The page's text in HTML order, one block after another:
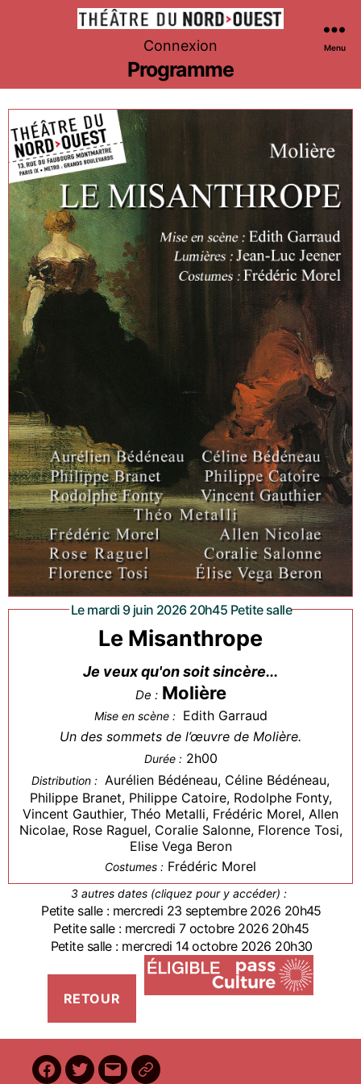
Théâtre
du
Nord-
Ouest
Connexion Menu
Programme
Le mardi 9 juin 2026 20h45 Petite salle
Le Misanthrope
Je veux qu'on soit sincère...
De : Molière
Mise en scène : Edith Garraud
Un des sommets de l’œuvre de Molière.
Durée : 2h00
Distribution : Aurélien Bédéneau, Céline Bédéneau,
Philippe Branet, Philippe Catoire, Rodolphe Fonty,
Vincent Gauthier, Théo Metalli, Frédéric Morel, Allen
Nicolae, Rose Raguel, Coralie Salonne, Florence Tosi,
Elise Vega Beron
Costumes : Frédéric Morel
3 autres dates (cliquez pour y accéder) :
Petite salle : mercredi 23 septembre 2026 20h45
Petite salle : mercredi 7 octobre 2026 20h45
Petite salle : mercredi 14 octobre 2026 20h30
Facebook
Twitter
E- BilletReduc